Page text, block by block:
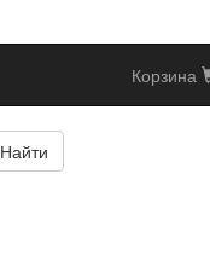
Корзина
Найти